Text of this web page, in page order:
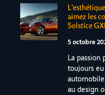
aimez les
Solstice
5 octobre
La passion
toujours
au design